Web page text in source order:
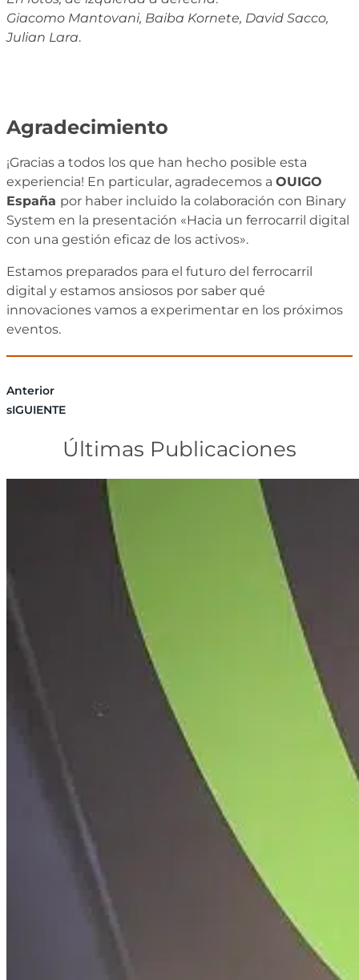
Giacomo Mantovani, Baiba Kornete, David Sacco,
Julian Lara.
Agradecimiento
¡Gracias a todos los que han hecho posible esta
experiencia! En particular, agradecemos a OUIGO
España por haber incluido la colaboración con Binary
System en la presentación «Hacia un ferrocarril digital
con una gestión eficaz de los activos».
Estamos preparados para el futuro del ferrocarril
digital y estamos ansiosos por saber qué
innovaciones vamos a experimentar en los próximos
eventos.
Anterior
sIGUIENTE
Últimas Publicaciones